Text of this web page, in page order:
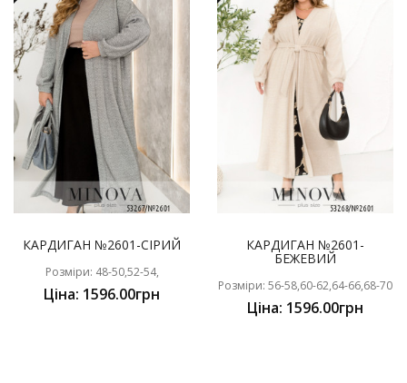
КАРДИГАН №2601-СІРИЙ
Розміри: 48-50,52-54,
Ціна: 1596.00грн
КАРДИГАН №2601-
БЕЖЕВИЙ
Розміри: 56-58,60-62,64-66,68-70
Ціна: 1596.00грн